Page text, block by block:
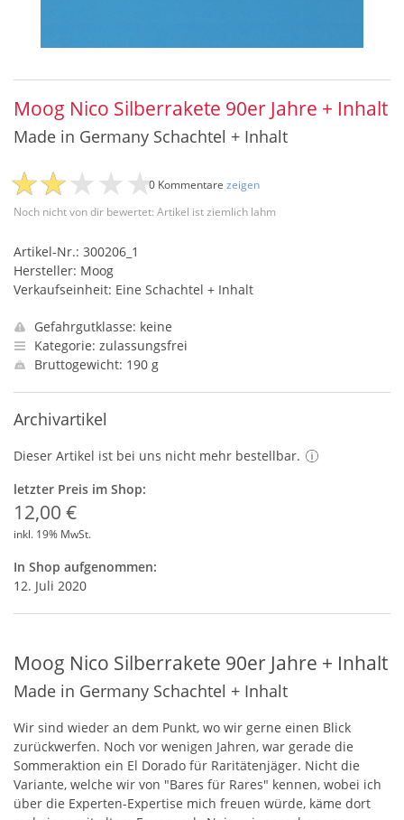
Moog Nico Silberrakete 90er Jahre + Inhalt
Made in Germany Schachtel + Inhalt
Noch nicht von dir bewertet: Artikel ist ziemlich lahm
0 Kommentare zeigen
Artikel-Nr.: 300206_1
Hersteller: Moog
Verkaufseinheit: Eine Schachtel + Inhalt
Gefahrgutklasse: keine
Kategorie: zulassungsfrei
Bruttogewicht: 190 g
Archivartikel
Dieser Artikel ist bei uns nicht mehr bestellbar.
letzter Preis im Shop:
12,00 €
inkl. 19% MwSt.
In Shop aufgenommen:
12. Juli 2020
Moog Nico Silberrakete 90er Jahre + Inhalt
Made in Germany Schachtel + Inhalt
Wir sind wieder an dem Punkt, wo wir gerne einen Blick
zurückwerfen. Noch vor wenigen Jahren, war gerade die
Sommeraktion ein El Dorado für Raritätenjäger. Nicht die
Variante, welche wir von "Bares für Rares" kennen, wobei ich
über die Experten-Expertise mich freuen würde, käme dort